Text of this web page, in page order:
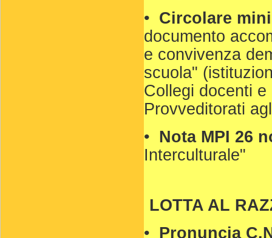
• Circolare
documento
e convivenza
scuola"
Collegi docenti
Provveditorati
• Nota MPI 26
Interculturale"
LOTTA AL
• Pronuncia